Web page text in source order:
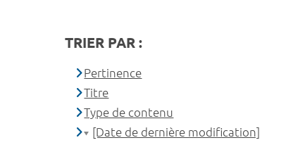
TRIER PAR :
Pertinence
Titre
Type de contenu
[Date de dernière modification]